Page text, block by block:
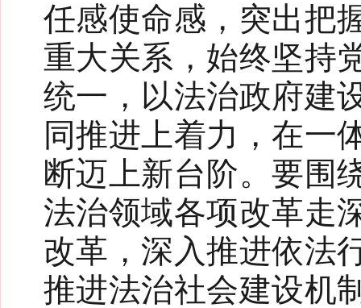
任感使命感，突出把
重大关系，始终坚持
统一，以法治政府建
同推进上着力，在一
断迈上新台阶。要围
法治领域各项改革走
改革，深入推进依法
推进法治社会建设机